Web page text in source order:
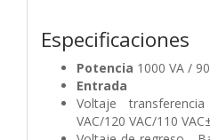
Especificaciones
Potencia 1000 VA /
Entrada
Voltaje
VAC/120 VAC/110